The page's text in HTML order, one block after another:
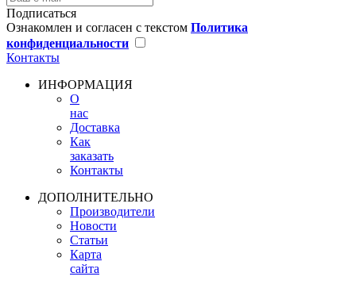
Подписаться
Ознакомлен и согласен с текстом Политика
конфиденциальности
Контакты
ИНФОРМАЦИЯ
О
нас
Доставка
Как
заказать
Контакты
ДОПОЛНИТЕЛЬНО
Производители
Новости
Статьи
Карта
сайта